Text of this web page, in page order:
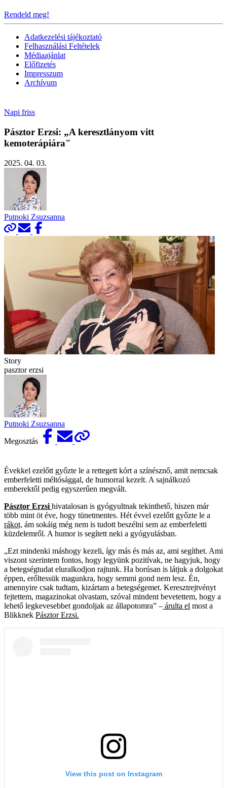
Rendeld meg!
Adatkezelési tájékoztató
Felhasználási Feltételek
Médiaajánlat
Előfizetés
Impresszum
Archívum
Napi friss
Pásztor Erzsi: „A keresztlányom vitt
kemoterápiára"
2025. 04. 03.
Putnoki Zsuzsanna
Story
pasztor erzsi
Putnoki Zsuzsanna
Megosztás
Évekkel ezelőtt győzte le a rettegett kórt a színésznő, amit nemcsak
emberfeletti méltósággal, de humorral kezelt. A sajnálkozó
emberektől pedig egyszerűen megvált.
Pásztor Erzsi hivatalosan is gyógyultnak tekinthető, hiszen már
több mint öt éve, hogy tünetmentes. Hét évvel ezelőtt győzte le a
rákot, ám sokáig még nem is tudott beszélni sem az emberfeletti
küzdelemről. A humor is segített neki a gyógyulásban.
„Ezt mindenki máshogy kezeli, így más és más az, ami segíthet. Ami
viszont szerintem fontos, hogy legyünk pozitívak, ne hagyjuk, hogy
a betegségtudat eluralkodjon rajtunk. Ha borúsan is látjuk a dolgokat
éppen, erőltessük magunkra, hogy semmi gond nem lesz. Én,
amennyire csak tudtam, kizártam a betegségemet. Keresztrejtvényt
fejtettem, magazinokat olvastam, szóval mindent bevetettem, hogy a
lehető legkevesebbet gondoljak az állapotomra” – árulta el most a
Blikknek Pásztor Erzsi.